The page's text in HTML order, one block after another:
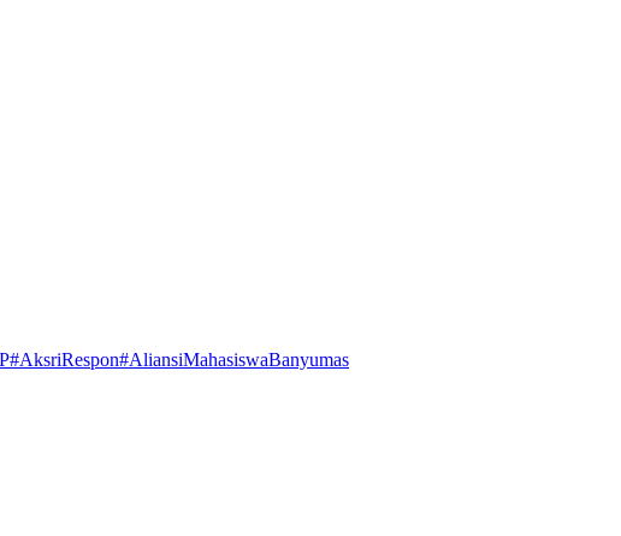
#AksriRespon#AliansiMahasiswaBanyumas